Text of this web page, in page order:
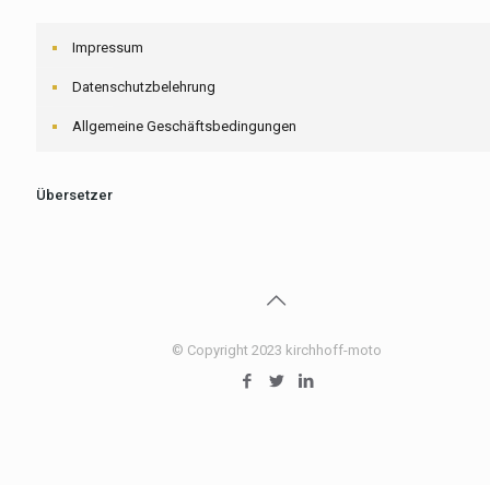
Impressum
Datenschutzbelehrung
Allgemeine Geschäftsbedingungen
Übersetzer
© Copyright 2023 kirchhoff-moto